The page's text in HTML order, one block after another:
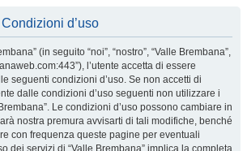
d’uso
(in seguito “noi”, “nostro”, “Valle Brembana”,
l’utente accetta di essere
seguenti condizioni d’uso. Se non accetti di
dalle condizioni d’uso seguenti non utilizzare i
Le condizioni d’uso possono cambiare in
nostra premura avvisarti di tali modifiche, benché
con frequenza queste pagine per eventuali
dei servizi di “Valle Brembana” implica la completa